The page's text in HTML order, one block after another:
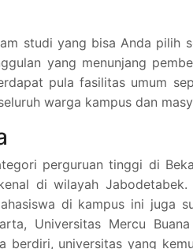
studi yang bisa Anda pilih
yang menunjang
pula fasilitas umum
warga kampus dan
perguruan tinggi di
di wilayah
di kampus ini juga
Universitas Mercu
berdiri, universitas yang